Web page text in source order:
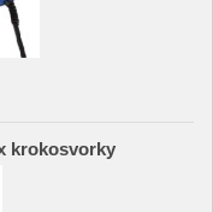
krokosvorky